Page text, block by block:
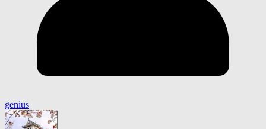
genius